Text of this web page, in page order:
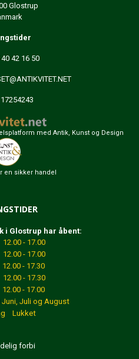
Glostrup
42 16 50
17254243
med Antik, Kunst og Design
en sikker handel
i Glostrup har åbent:
- 17.00
- 17.00
- 17.30
- 17.30
- 17.00
Juni, Juli og August
Lukket
forbi